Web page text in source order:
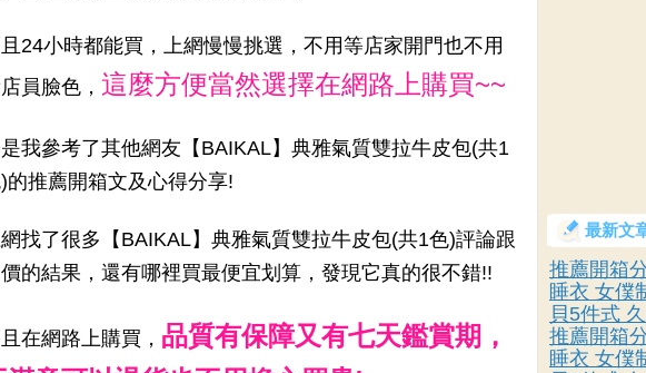
24小時都能買，上網慢慢挑選，不用等店家開門也不用
員臉色， 這麼方便當然選擇在網路上購買~~
我參考了其他網友【BAIKAL】典雅氣質雙拉牛皮包(共1
的推薦開箱文及心得分享!
找了很多【BAIKAL】典雅氣質雙拉牛皮包(共1色)評論跟
的結果，還有哪裡買最便宜划算，發現它真的很不錯!!
在網路上購買， 品質有保障又有七天鑑賞期，
最新文
推薦開箱
睡衣 女僕
貝5件式
推薦開箱
睡衣 女僕